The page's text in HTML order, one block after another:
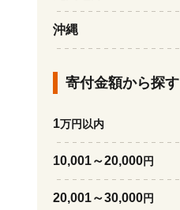
沖縄
寄付金額から探す
1万円以内
10,001～20,000円
20,001～30,000円